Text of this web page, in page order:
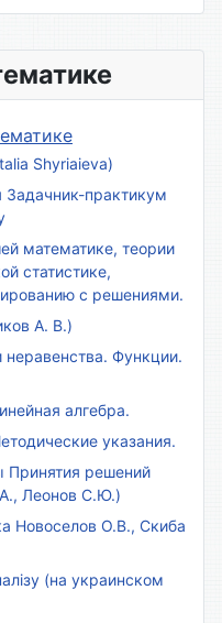
Shyriaieva)
практикум
математике, теории
статистике,
с решениями.
А. В.)
неравенства. Функции.
алгебра.
указания.
Принятия решений
Леонов С.Ю.)
Новоселов О.В., Скиба
(на украинском